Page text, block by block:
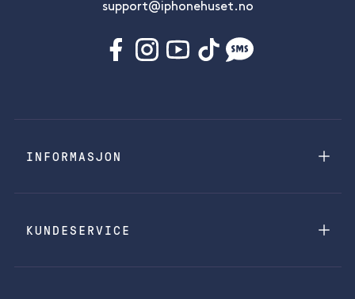
support@iphonehuset.no
INFORMASJON
KUNDESERVICE